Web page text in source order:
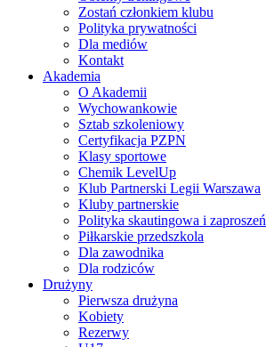
Zostań członkiem klubu
Polityka prywatności
Dla mediów
Kontakt
Akademia
O Akademii
Wychowankowie
Sztab szkoleniowy
Certyfikacja PZPN
Klasy sportowe
Chemik LevelUp
Klub Partnerski Legii Warszawa
Kluby partnerskie
Polityka skautingowa i zaproszeń
Piłkarskie przedszkola
Dla zawodnika
Dla rodziców
Drużyny
Pierwsza drużyna
Kobiety
Rezerwy